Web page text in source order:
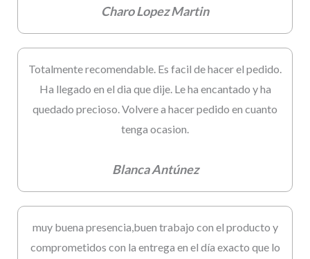
Charo Lopez Martin
Totalmente recomendable. Es facil de hacer el pedido.
Ha llegado en el dia que dije. Le ha encantado y ha
quedado precioso. Volvere a hacer pedido en cuanto
tenga ocasion.
Blanca Antúnez
muy buena presencia,buen trabajo con el producto y
comprometidos con la entrega en el día exacto que lo